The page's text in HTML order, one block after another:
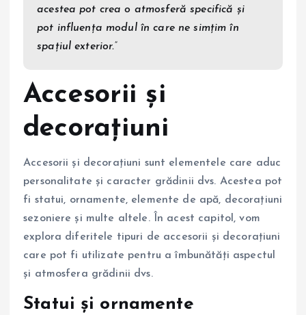
acestea pot crea o atmosferă specifică și
pot influența modul în care ne simțim în
spațiul exterior.”
Accesorii și
decorațiuni
Accesorii și decorațiuni sunt elementele care aduc
personalitate și caracter grădinii dvs. Acestea pot
fi statui, ornamente, elemente de apă, decorațiuni
sezoniere și multe altele. În acest capitol, vom
explora diferitele tipuri de accesorii și decorațiuni
care pot fi utilizate pentru a îmbunătăți aspectul
și atmosfera grădinii dvs.
Statui și ornamente